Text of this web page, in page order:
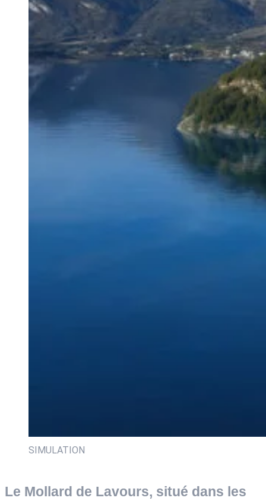
SIMULATION
Le Mollard de Lavours, situé dans les